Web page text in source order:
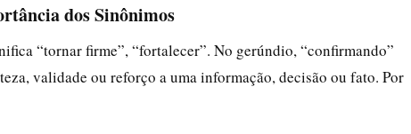
dos Sinônimos
“tornar firme”, “fortalecer”. No gerúndio, “confirmando”
validade ou reforço a uma informação, decisão ou fato. Por